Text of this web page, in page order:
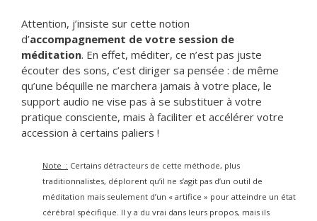
Attention, j’insiste sur cette notion
d’accompagnement de votre session de
méditation. En effet, méditer, ce n’est pas juste
écouter des sons, c’est diriger sa pensée : de même
qu’une béquille ne marchera jamais à votre place, le
support audio ne vise pas à se substituer à votre
pratique consciente, mais à faciliter et accélérer votre
accession à certains paliers !
Note : Certains détracteurs de cette méthode, plus
traditionnalistes, déplorent qu’il ne s’agit pas d’un outil de
méditation mais seulement d’un « artifice » pour atteindre un état
cérébral spécifique. Il y a du vrai dans leurs propos, mais ils